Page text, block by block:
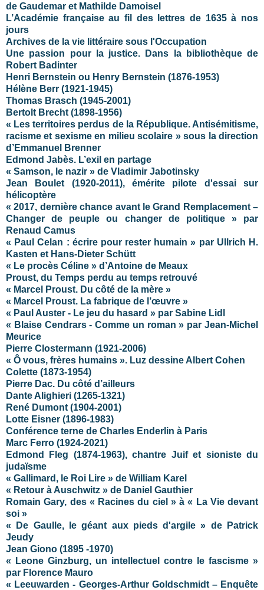
de Gaudemar et Mathilde Damoisel
L’Académie française au fil des lettres de 1635 à nos
jours
Archives de la vie littéraire sous l'Occupation
Une passion pour la justice. Dans la bibliothèque de
Robert Badinter
Henri Bernstein ou Henry Bernstein (1876-1953)
Hélène Berr (1921-1945)
Thomas Brasch (1945-2001)
Bertolt Brecht (1898-1956)
« Les territoires perdus de la République. Antisémitisme,
racisme et sexisme en milieu scolaire » sous la direction
d’Emmanuel Brenner
Edmond Jabès. L’exil en partage
« Samson, le nazir » de Vladimir Jabotinsky
Jean Boulet (1920-2011), émérite pilote d'essai sur
hélicoptère
« 2017, dernière chance avant le Grand Remplacement –
Changer de peuple ou changer de politique » par
Renaud Camus
« Paul Celan : écrire pour rester humain » par Ullrich H.
Kasten et Hans-Dieter Schütt
« Le procès Céline » d’Antoine de Meaux
Proust, du Temps perdu au temps retrouvé
« Marcel Proust. Du côté de la mère »
« Marcel Proust. La fabrique de l’œuvre »
« Paul Auster - Le jeu du hasard » par Sabine Lidl
« Blaise Cendrars - Comme un roman » par Jean-Michel
Meurice
Pierre Clostermann (1921-2006)
« Ô vous, frères humains ». Luz dessine Albert Cohen
Colette (1873-1954)
Pierre Dac. Du côté d’ailleurs
Dante Alighieri (1265-1321)
René Dumont (1904-2001)
Lotte Eisner (1896-1983)
Conférence terne de Charles Enderlin à Paris
Marc Ferro (1924-2021)
Edmond Fleg (1874-1963), chantre Juif et sioniste du
judaïsme
« Gallimard, le Roi Lire » de William Karel
« Retour à Auschwitz » de Daniel Gauthier
Romain Gary, des « Racines du ciel » à « La Vie devant
soi »
« De Gaulle, le géant aux pieds d'argile » de Patrick
Jeudy
Jean Giono (1895 -1970)
« Leone Ginzburg, un intellectuel contre le fascisme »
par Florence Mauro
« Leeuwarden - Georges-Arthur Goldschmidt – Enquête